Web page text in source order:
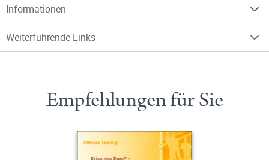
Informationen
Weiterführende Links
Empfehlungen für Sie